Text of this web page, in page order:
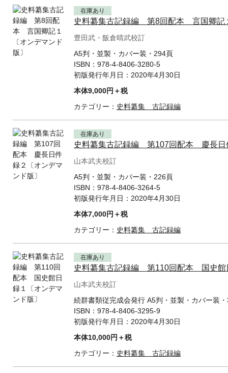
在庫あり
史料纂集古記録編 第8回配本 言国卿記
豊田武・飯倉晴武校訂
A5判・並製・カバー装・294頁
ISBN： 978-4-8406-3280-5
初版発行年月日： 2020年4月30日
本体9,000円＋税
カテゴリー： 史料纂集 古記録編
在庫あり
史料纂集古記録編 第107回配本 慶長日
山本武夫校訂
A5判・並製・カバー装・226頁
ISBN： 978-4-8406-3264-5
初版発行年月日： 2020年4月30日
本体7,000円＋税
カテゴリー： 史料纂集 古記録編
在庫あり
史料纂集古記録編 第110回配本 国史館
山本武夫校訂
続群書類従完成会発行 A5判・並製・カバー装
ISBN： 978-4-8406-3295-9
初版発行年月日： 2020年4月30日
本体10,000円＋税
カテゴリー： 史料纂集 古記録編